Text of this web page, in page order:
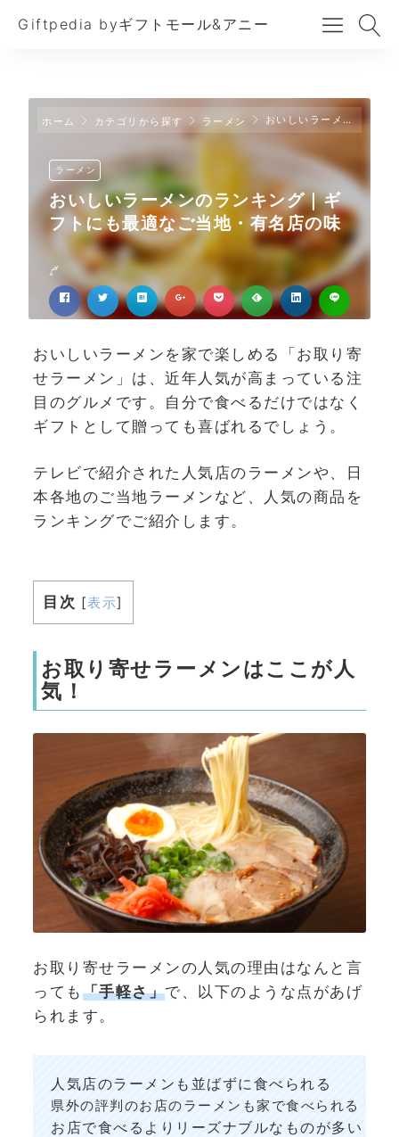
Giftpedia byギフトモール&アニー
ホーム カテゴリから探す ラーメン おいしいラーメンのランキング｜ギフトにも最適なご当地・有名店の味
ラーメン
おいしいラーメンのランキング｜ギ
フトにも最適なご当地・有名店の味
おいしいラーメンを家で楽しめる「お取り寄
せラーメン」は、近年人気が高まっている注
目のグルメです。自分で食べるだけではなく
ギフトとして贈っても喜ばれるでしょう。
テレビで紹介された人気店のラーメンや、日
本各地のご当地ラーメンなど、人気の商品を
ランキングでご紹介します。
目次 [表示]
お取り寄せラーメンはここが人
気！
お取り寄せラーメンの人気の理由はなんと言
っても 「手軽さ」で、以下のような点があげ
られます。
人気店のラーメンも並ばずに食べられる
県外の評判のお店のラーメンも家で食べられる
お店で食べるよりリーズナブルなものが多い